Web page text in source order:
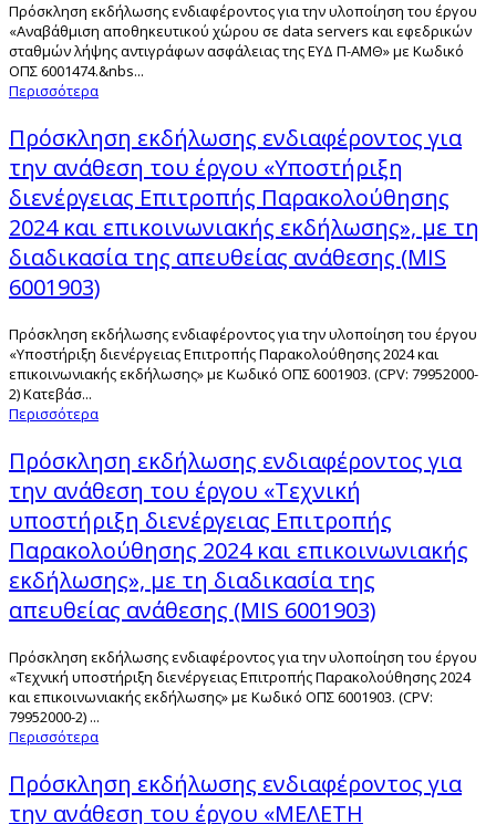
Πρόσκληση εκδήλωσης ενδιαφέροντος για την υλοποίηση του έργου
«Αναβάθμιση αποθηκευτικού χώρου σε data servers και εφεδρικών
σταθμών λήψης αντιγράφων ασφάλειας της ΕΥΔ Π-ΑΜΘ» με Κωδικό
ΟΠΣ 6001474.&nbs...
Περισσότερα
Πρόσκληση εκδήλωσης ενδιαφέροντος για
την ανάθεση του έργου «Υποστήριξη
διενέργειας Επιτροπής Παρακολούθησης
2024 και επικοινωνιακής εκδήλωσης», με τη
διαδικασία της απευθείας ανάθεσης (MIS
6001903)
Πρόσκληση εκδήλωσης ενδιαφέροντος για την υλοποίηση του έργου
«Υποστήριξη διενέργειας Επιτροπής Παρακολούθησης 2024 και
επικοινωνιακής εκδήλωσης» με Κωδικό ΟΠΣ 6001903. (CPV: 79952000-
2) Κατεβάσ...
Περισσότερα
Πρόσκληση εκδήλωσης ενδιαφέροντος για
την ανάθεση του έργου «Τεχνική
υποστήριξη διενέργειας Επιτροπής
Παρακολούθησης 2024 και επικοινωνιακής
εκδήλωσης», με τη διαδικασία της
απευθείας ανάθεσης (MIS 6001903)
Πρόσκληση εκδήλωσης ενδιαφέροντος για την υλοποίηση του έργου
«Τεχνική υποστήριξη διενέργειας Επιτροπής Παρακολούθησης 2024
και επικοινωνιακής εκδήλωσης» με Κωδικό ΟΠΣ 6001903. (CPV:
79952000-2) ...
Περισσότερα
Πρόσκληση εκδήλωσης ενδιαφέροντος για
την ανάθεση του έργου «ΜΕΛΕΤΗ